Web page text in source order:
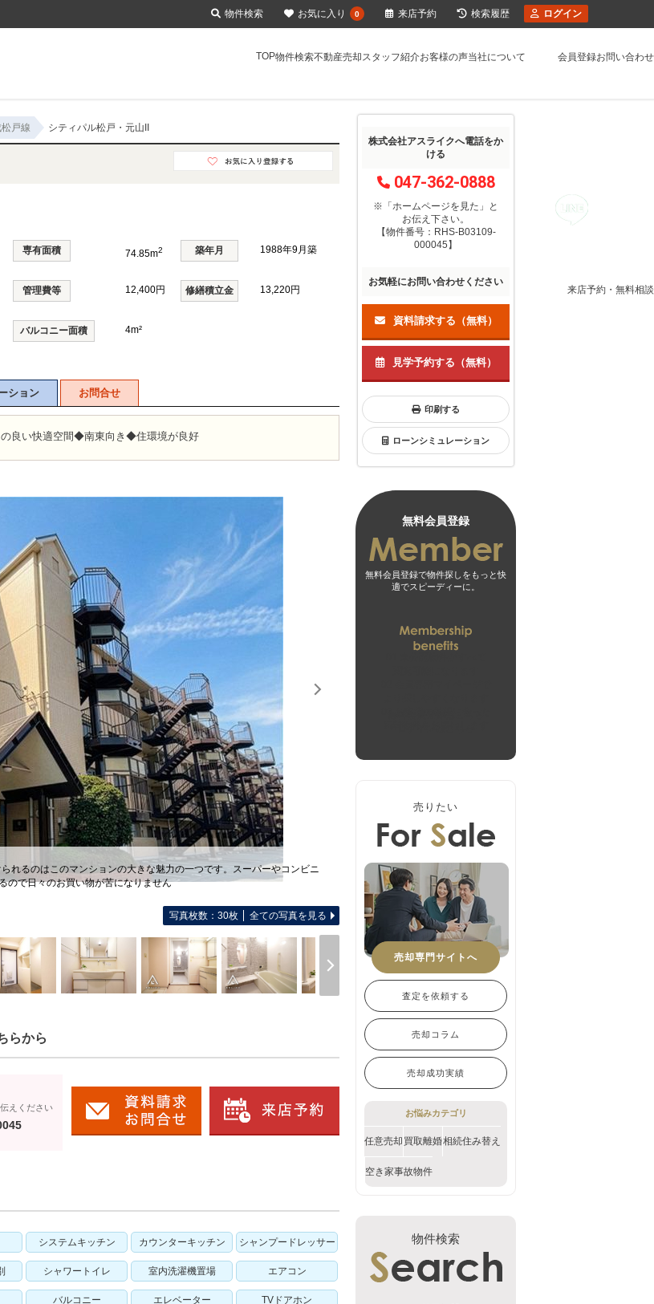
TOP物件検索不動産売却スタッフ紹介お客様の声当社について 会員登録お問い合わせ
来店予約・無料相談
戸線 シティパル松戸・元山II
専有面積 74.85m2 築年月 1988年9月築
管理費等 12,400円 修繕積立金 13,220円
バルコニー面積 4m²
ション お問合せ
の良い快適空間◆南東向き◆住環境が良好
れるのはこのマンションの大きな魅力の一つです。スーパーやコンビニ
ので日々のお買い物が苦になりません
写真枚数：30枚 全ての写真を見る
らから
えください
システムキッチン カウンターキッチン シャンプードレッサー
シャワートイレ 室内洗濯機置場 エアコン
バルコニー エレベーター TVドアホン
株式会社アスライクへ電話をか
ける
047-362-0888
※「ホームページを見た」
と
お伝え下さい。
【物件番号：RHS-B03109-
000045】
お気軽にお問い合わせください
資料請求する（無料）
見学予約する（無料）
印刷する
ローンシミュレーション
無料会員登録
無料会員登録で物件探しをもっと快
適でスピーディーに。
売りたい
売却専門サイトへ
査定を依頼する
売却コラム
売却成功実績
お悩みカテゴリ
任意売却 買取離婚相続住み替え
空き家事故物件
物件検索
物件検索 お気に入り 0 来店予約 検索履歴 ログイン